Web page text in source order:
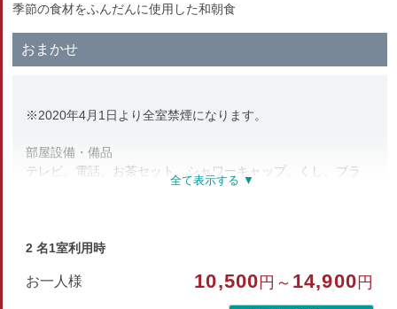
季節の食材をふんだんに使用した和朝食
おまかせ
※2020年4月1日より全室禁煙になります。
部屋設備・備品
テレビ、電話、お茶セット、シャワーキャップ、くし、ブラ
シ、お風呂セット、タオル、バスタオル、浴衣
部屋種別
和室
2 名1室利用時
お一人様 10,500 円～ 14,900 円